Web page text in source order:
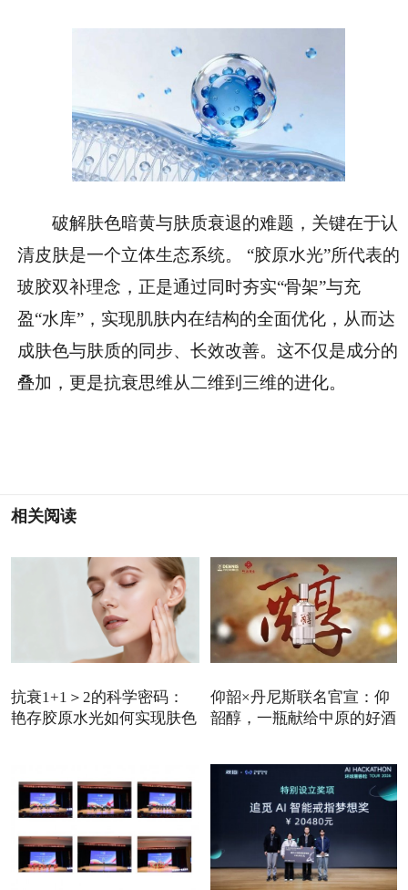
破解肤色暗黄与肤质衰退的难题，关键在于认
清皮肤是一个立体生态系统。 “胶原水光”所代表的
玻胶双补理念，正是通过同时夯实“骨架”与充
盈“水库”，实现肌肤内在结构的全面优化，从而达
成肤色与肤质的同步、长效改善。这不仅是成分的
叠加，更是抗衰思维从二维到三维的进化。
相关阅读
抗衰1+1＞2的科学密码：
艳存胶原水光如何实现肤色
仰韶×丹尼斯联名官宣：仰
韶醇，一瓶献给中原的好酒